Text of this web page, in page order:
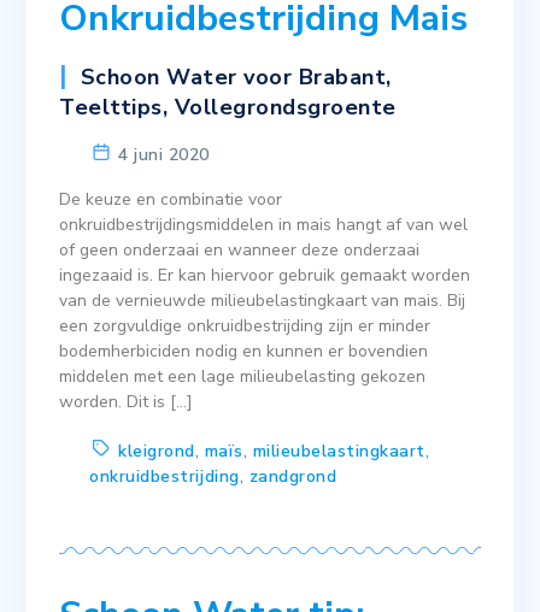
Onkruidbestrijding Mais
Schoon Water voor Brabant,
Teelttips, Vollegrondsgroente
4 juni 2020
De keuze en combinatie voor
onkruidbestrijdingsmiddelen in mais hangt af van wel
of geen onderzaai en wanneer deze onderzaai
ingezaaid is. Er kan hiervoor gebruik gemaakt worden
van de vernieuwde milieubelastingkaart van mais. Bij
een zorgvuldige onkruidbestrijding zijn er minder
bodemherbiciden nodig en kunnen er bovendien
middelen met een lage milieubelasting gekozen
worden. Dit is […]
kleigrond, maïs, milieubelastingkaart,
onkruidbestrijding, zandgrond